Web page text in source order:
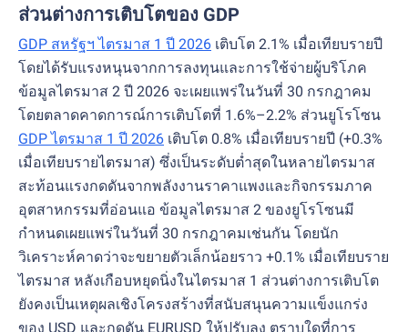
ส่วนต่างการเติบโตของ GDP
GDP สหรัฐฯ ไตรมาส 1 ปี 2026 เติบโต 2.1% เมื่อเทียบรายปี
โดยได้รับแรงหนุนจากการลงทุนและการใช้จ่ายผู้บริโภค
ข้อมูลไตรมาส 2 ปี 2026 จะเผยแพร่ในวันที่ 30 กรกฎาคม
โดยตลาดคาดการณ์การเติบโตที่ 1.6%–2.2% ส่วนยูโรโซน
GDP ไตรมาส 1 ปี 2026 เติบโต 0.8% เมื่อเทียบรายปี (+0.3%
เมื่อเทียบรายไตรมาส) ซึ่งเป็นระดับต่ำสุดในหลายไตรมาส
สะท้อนแรงกดดันจากพลังงานราคาแพงและกิจกรรมภาค
อุตสาหกรรมที่อ่อนแอ ข้อมูลไตรมาส 2 ของยูโรโซนมี
กำหนดเผยแพร่ในวันที่ 30 กรกฎาคมเช่นกัน โดยนัก
วิเคราะห์คาดว่าจะขยายตัวเล็กน้อยราว +0.1% เมื่อเทียบราย
ไตรมาส หลังเกือบหยุดนิ่งในไตรมาส 1 ส่วนต่างการเติบโต
ยังคงเป็นเหตุผลเชิงโครงสร้างที่สนับสนุนความแข็งแกร่ง
ของ USD และกดดัน EURUSD ให้ปรับลง ตราบใดที่การ